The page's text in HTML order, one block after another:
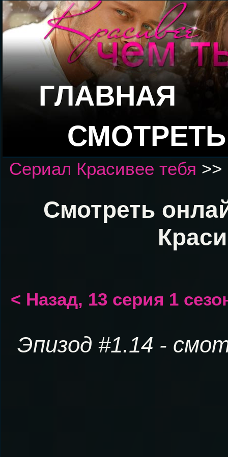
ГЛАВНАЯ
Сериал Красивее тебя >>
Смотреть
< Назад, 13 серия 1
Эпизод #1.14 -